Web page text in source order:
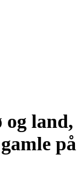
og land,
på